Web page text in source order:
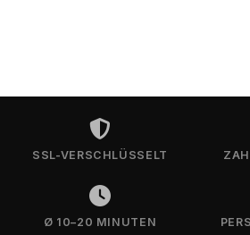
SSL-VERSCHLÜSSELT
Ø 10–20 MINUTEN